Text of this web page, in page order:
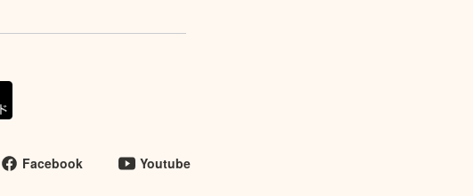
Facebook Youtube